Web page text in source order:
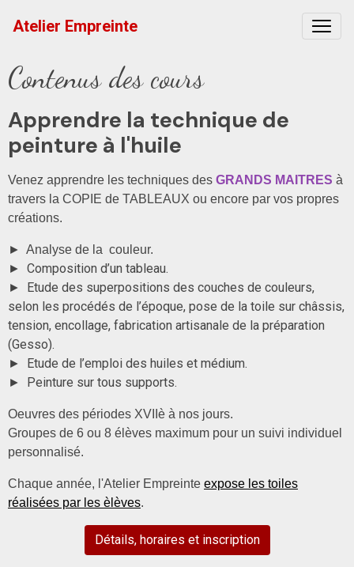
Atelier Empreinte
Contenus des cours
Apprendre la technique de
peinture à l'huile
Venez apprendre les techniques des GRANDS MAITRES à
travers la COPIE de TABLEAUX ou encore par vos propres
créations.
► Analyse de la couleur.
► Composition d’un tableau.
► Etude des superpositions des couches de couleurs,
selon les procédés de l’époque, pose de la toile sur châssis,
tension, encollage, fabrication artisanale de la préparation
(Gesso).
► Etude de l’emploi des huiles et médium.
► Peinture sur tous supports.
Oeuvres des périodes XVIIè à nos jours.
Groupes de 6 ou 8 élèves maximum pour un suivi individuel
personnalisé.
Chaque année, l'Atelier Empreinte expose les toiles
réalisées par les èlèves.
Détails, horaires et inscription